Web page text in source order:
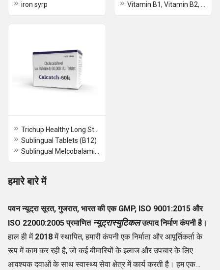
iron syrp
Sublingual Tablets (B12)
हमारे बारे में
पवन न्यूट्रा सूरत, गुजरात, भारत की एक GMP, ISO 9001:2015 और
ISO 22000:2005प्रमाणित न्यूट्रास्युटिकलउत्पाद निर्माण कंपनी है।
हाल ही में 2018में स्थापित, हमारी कंपनी एक निर्माता और आपूर्तिकर्ता के
रूप में काम कर रही है, जो कई बीमारियों के इलाज और उपचार के लिए
आवश्यक दवाओं के साथ स्वास्थ्य सेवा क्षेत्र में कार्य करती है। हम एक